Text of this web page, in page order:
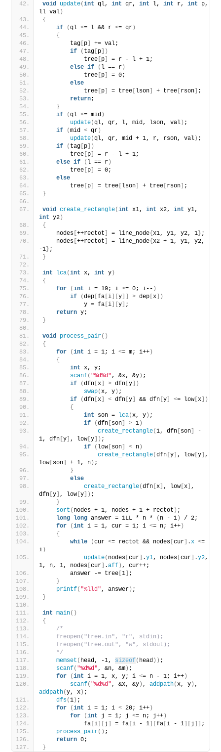
void update(int ql, int qr, int l, int r, int p,
ll val )
{
if
(ql <= l && r <= qr )
{
        tag
p
+= val;
if
( tag p ])
            tree
p
= r - l + 1;
else if ( l == r )
            tree
p
= 0;
else
            tree
p = tree lson + tree rson
;
return;
}
if
(ql <= mid )
update(ql, qr, l, mid, lson, val ) ;
if
(mid < qr )
update(ql, qr, mid + 1, r, rson, val ) ;
if
( tag p ])
        tree
p
= r - l + 1;
else if ( l == r )
        tree
p
= 0;
else
        tree
p = tree lson + tree rson
;
}
void create_rectangle(int x1, int x2, int
int y2 )
{
    nodes
[++rectot = line_node{x1, y1, y2, 1 } ;
    nodes
[++rectot = line_node{x2 + 1, y1, y2,
-1 } ;
}
int lca(int x, int y )
{
for
(int i = 19; i >= 0; i-- )
if
(dep [fa [i ][y > dep [x ])
            y = fa
[i ][y
;
return y;
}
void process_pair()
{
for
(int i = 1; i <= m; i++ )
{
int x, y;
scanf( "%d%d", &x, &y ) ;
if
(dfn [x > dfn [y ])
swap(x, y ) ;
if
(dfn [x < dfn [y && dfn [y <= low [x ])
{
int son = lca(x, y ) ;
if
(dfn son > 1 )
create_rectangle(1, dfn son
-
1, dfn [y , low [y ]) ;
if
( low son < n )
create_rectangle(dfn [y , low [y ,
low son + 1, n ) ;
}
else
create_rectangle(dfn [x , low [x ,
dfn [y , low [y ]) ;
}
sort ( nodes + 1, nodes + 1 + rectot ) ;
long long answer = 1LL * n * ( n - 1 )
/ 2;
for
(int i = 1, cur = 1; i <= n; i++ )
{
while
(cur <= rectot && nodes [cur .x <=
i )
update( nodes [cur .y1, nodes [cur .y2,
1, n, 1, nodes [cur .aff ) , cur++;
        answer -= tree
[1
;
}
printf( "%lld", answer ) ;
}
int main()
{
/*
    freopen("tree.in", "r", stdin);
    freopen("tree.out", "w", stdout);
    */
memset ( head, -1, sizeof( head )) ;
scanf( "%d%d", &n, &m ) ;
for
(int i = 1, x, y; i <= n - 1; i++ )
scanf( "%d%d", &x, &y ) , addpath(x, y )
addpath(y, x ) ;
dfs(1 ) ;
for
(int i = 1; i < 20; i++ )
for
(int j = 1; j <= n; j++ )
            fa
[i j = fa [i - 1 ][fa [i - 1 j
;
process_pair() ;
return 0;
}